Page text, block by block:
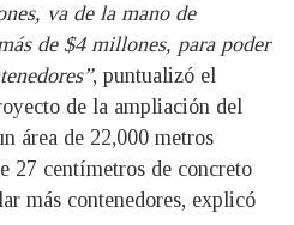
va de la mano de
de $4 millones, para poder
, puntualizó el
de la ampliación del
área de 22,000 metros
27 centímetros de concreto
más contenedores, explicó